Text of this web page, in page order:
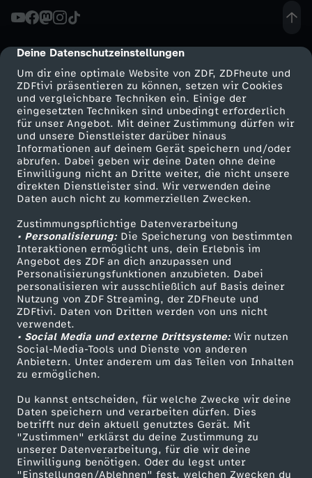
cmp-dialog-description
Deine Datenschutzeinstellungen
Um dir eine optimale Website von ZDF, ZDFheute und
ZDFtivi präsentieren zu können, setzen wir Cookies
und vergleichbare Techniken ein. Einige der
eingesetzten Techniken sind unbedingt erforderlich
für unser Angebot. Mit deiner Zustimmung dürfen wir
und unsere Dienstleister darüber hinaus
Informationen auf deinem Gerät speichern und/oder
abrufen. Dabei geben wir deine Daten ohne deine
Einwilligung nicht an Dritte weiter, die nicht unsere
direkten Dienstleister sind. Wir verwenden deine
Daten auch nicht zu kommerziellen Zwecken.
Zustimmungspflichtige Datenverarbeitung
• Personalisierung:Die Speicherung von bestimmten
Interaktionen ermöglicht uns, dein Erlebnis im
Angebot des ZDF an dich anzupassen und
Personalisierungsfunktionen anzubieten. Dabei
personalisieren wir ausschließlich auf Basis deiner
Nutzung von ZDF Streaming, der ZDFheute und
ZDFtivi. Daten von Dritten werden von uns nicht
verwendet.
• Social Media und externe Drittsysteme:Wir nutzen
Social-Media-Tools und Dienste von anderen
Anbietern. Unter anderem um das Teilen von Inhalten
zu ermöglichen.
Du kannst entscheiden, für welche Zwecke wir deine
Daten speichern und verarbeiten dürfen. Dies
betrifft nur dein aktuell genutztes Gerät. Mit
"Zustimmen" erklärst du deine Zustimmung zu
unserer Datenverarbeitung, für die wir deine
Einwilligung benötigen. Oder du legst unter
"Einstellungen/Ablehnen" fest, welchen Zwecken du
V
e
r
m
i
t
t
l
e
r
?
Mehr ZDF
ZDF-Apps
Smart TV
ZDFtext
Livestreams
Sendungen A-Z
TV-Programm
Service
ZDFmitreden
Kontakt zum ZDF
Tickets
Zuschauerservice
Hilfe
ZDF Unternehmen
Karriere
ZDF goes Schule
Werbefernsehen
Mainzelmännchen